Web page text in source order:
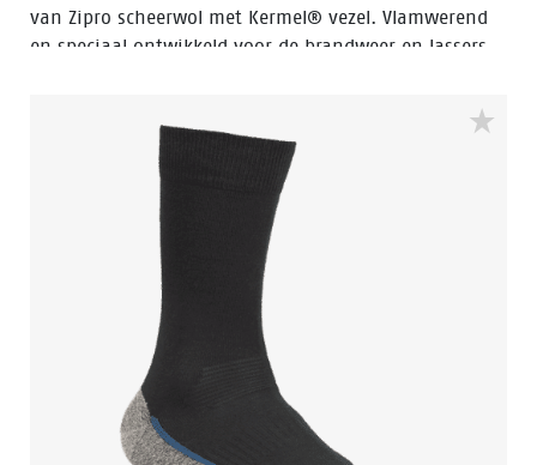
van Zipro scheerwol met Kermel® vezel. Vlamwerend
en speciaal ontwikkeld voor de brandweer en lassers.